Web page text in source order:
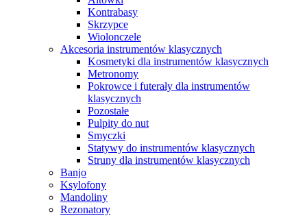
Kontrabasy
Skrzypce
Wiolonczele
Akcesoria instrumentów klasycznych
Kosmetyki dla instrumentów klasycznych
Metronomy
Pokrowce i futerały dla instrumentów
klasycznych
Pozostałe
Pulpity do nut
Smyczki
Statywy do instrumentów klasycznych
Struny dla instrumentów klasycznych
Banjo
Ksylofony
Mandoliny
Rezonatory